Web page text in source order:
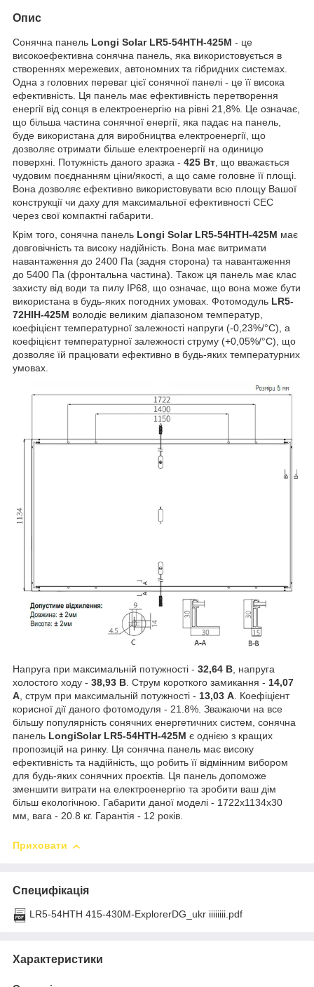
Опис
Сонячна панель Longi Solar LR5-54HTH-425M - це
високоефективна сонячна панель, яка використовується в
створеннях мережевих, автономних та гібридних системах.
Одна з головних переваг цієї сонячної панелі - це її висока
ефективність. Ця панель має ефективність перетворення
енергії від сонця в електроенергію на рівні 21,8%. Це означає,
що більша частина сонячної енергії, яка падає на панель,
буде використана для виробництва електроенергії, що
дозволяє отримати більше електроенергії на одиницю
поверхні. Потужність даного зразка - 425 Вт , що вважається
чудовим поєднанням ціни/якості, а що саме головне її площі.
Вона дозволяє ефективно використовувати всю площу Вашої
конструкції чи даху для максимальної ефективності СЕС
через свої компактні габарити.
Крім того, сонячна панель Longi Solar LR5-54HTH-425M має
довговічність та високу надійність. Вона має витримати
навантаження до 2400 Па (задня сторона) та навантаження
до 5400 Па (фронтальна частина). Також ця панель має клас
захисту від води та пилу IP68, що означає, що вона може бути
використана в будь-яких погодних умовах. Фотомодуль LR5-
72HIH-425М володіє великим діапазоном температур,
коефіцієнт температурної залежності напруги (-0,23%/°C), а
коефіцієнт температурної залежності струму (+0,05%/°C), що
дозволяє їй працювати ефективно в будь-яких температурних
умовах.
Напруга при максимальній потужності - 32,64 В, напруга
холостого ходу - 38,93 В. Струм короткого замикання - 14,07
А, струм при максимальній потужності - 13,03 А. Коефіцієнт
корисної дії даного фотомодуля - 21.8%. Зважаючи на все
більшу популярність сонячних енергетичних систем, сонячна
панель LongiSolar LR5-54HTH-425M є однією з кращих
пропозицій на ринку. Ця сонячна панель має високу
ефективність та надійність, що робить її відмінним вибором
для будь-яких сонячних проєктів. Ця панель допоможе
зменшити витрати на електроенергію та зробити ваш дім
більш екологічною. Габарити даної моделі - 1722х1134х30
мм, вага - 20.8 кг. Гарантія - 12 років.
Приховати
Специфікація
LR5-54HTH 415-430M-ExplorerDG_ukr іііііііі.pdf
Характеристики